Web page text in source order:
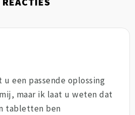
een passende oplossing
maar ik laat u weten dat
tabletten ben